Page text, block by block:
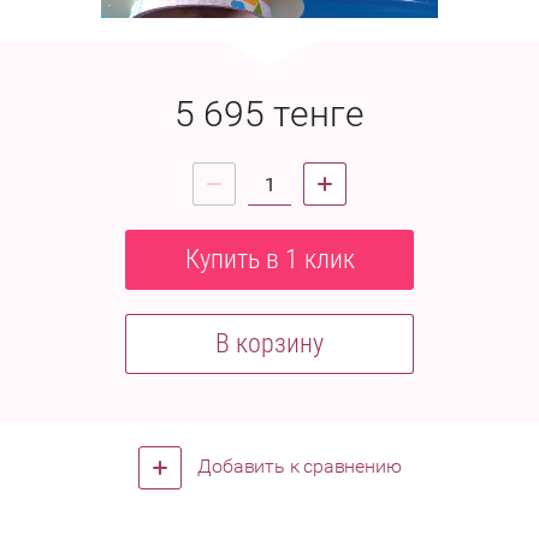
5 695 тенге
Купить в 1 клик
В корзину
Добавить к сравнению